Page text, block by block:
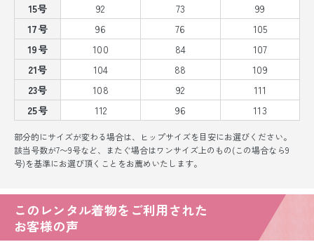
15号
92 73
99
17号
96 76
105
19号
100 84
107
21号
104 88
109
23号
108 92
111
25号
112 96 113
部分的にサイズが変わる場合は、ヒップサイズを目安にお選びください。
該当号数が7〜9号など、またぐ場合はワンサイズ上のもの(この場合なら9
号)を基準にお選び頂くことをお薦めいたします。
このレンタル着物をご利用された
お客様の声